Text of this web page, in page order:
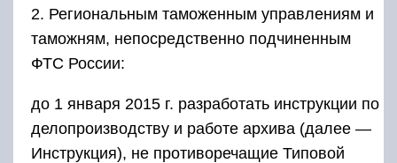
2. Региональным таможенным управлениям и
таможням, непосредственно подчиненным
ФТС России:
до 1 января 2015 г. разработать инструкции по
делопроизводству и работе архива (далее —
Инструкция), не противоречащие Типовой